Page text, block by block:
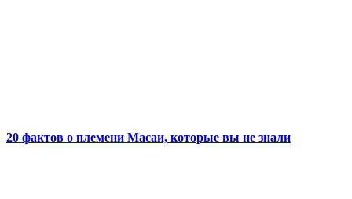
20 фактов о племени Масаи, которые вы не знали